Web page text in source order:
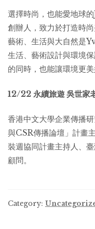
選擇時尚，也能愛地球
創辦人，致力於打造時
藝術、生活與大自然是
生活、藝術設計與環境
的同時，也能讓環境更美
12/22 永續旅遊 吳世家
香港中文大學企業傳播
與CSR傳播論壇」計畫
裝週協同計畫主持人、
顧問。
Category: